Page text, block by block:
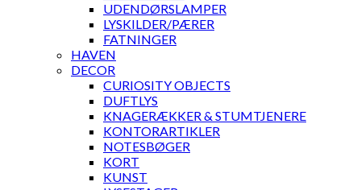
UDENDØRSLAMPER
LYSKILDER/PÆRER
FATNINGER
HAVEN
DECOR
CURIOSITY OBJECTS
DUFTLYS
KNAGERÆKKER & STUMTJENERE
KONTORARTIKLER
NOTESBØGER
KORT
KUNST